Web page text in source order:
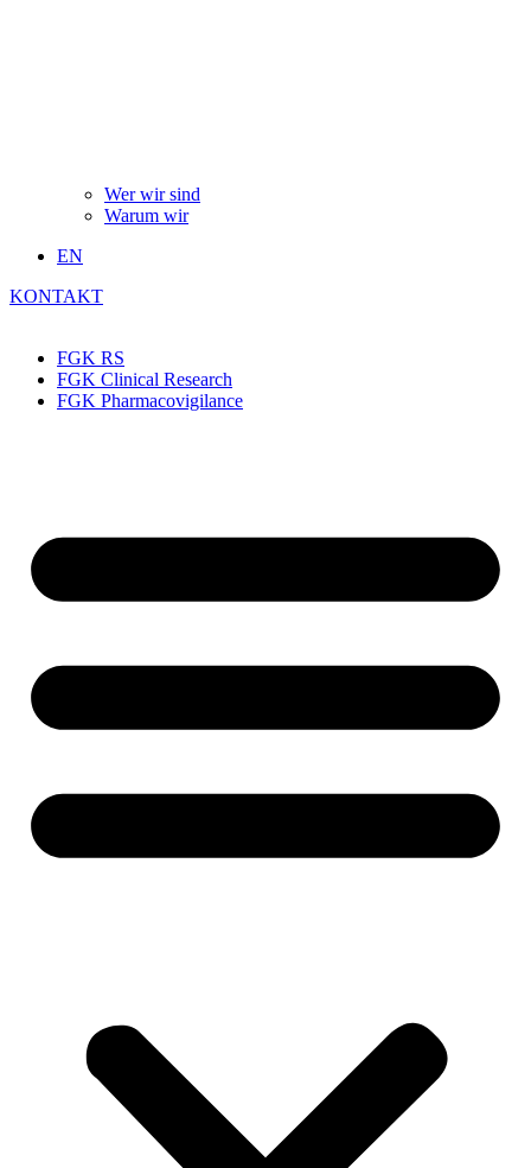
Wer wir sind
Warum wir
EN
KONTAKT
FGK RS
FGK Clinical Research
FGK Pharmacovigilance